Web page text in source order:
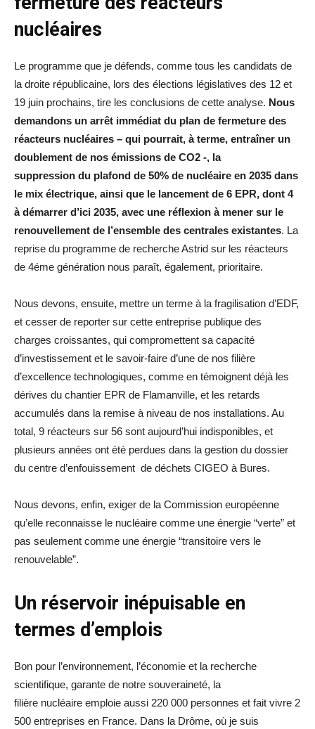
nucléaires
Le programme que je défends, comme tous les candidats de
la droite républicaine, lors des élections législatives des 12 et
19 juin prochains, tire les conclusions de cette analyse. Nous
demandons un arrêt immédiat du plan de fermeture des
réacteurs nucléaires – qui pourrait, à terme, entraîner un
doublement de nos émissions de CO2 -, la
suppression du plafond de 50% de nucléaire en 2035 dans
le mix électrique, ainsi que le lancement de 6 EPR, dont 4
à démarrer d’ici 2035, avec une réflexion à mener sur le
renouvellement de l’ensemble des centrales existantes. La
reprise du programme de recherche Astrid sur les réacteurs
de 4éme génération nous paraît, également, prioritaire.
Nous devons, ensuite, mettre un terme à la fragilisation d’EDF,
et cesser de reporter sur cette entreprise publique des
charges croissantes, qui compromettent sa capacité
d’investissement et le savoir-faire d’une de nos filière
d’excellence technologiques, comme en témoignent déjà les
dérives du chantier EPR de Flamanville, et les retards
accumulés dans la remise à niveau de nos installations. Au
total, 9 réacteurs sur 56 sont aujourd’hui indisponibles, et
plusieurs années ont été perdues dans la gestion du dossier
du centre d’enfouissement de déchets CIGEO à Bures.
Nous devons, enfin, exiger de la Commission européenne
qu’elle reconnaisse le nucléaire comme une énergie “verte” et
pas seulement comme une énergie “transitoire vers le
renouvelable”.
Un réservoir inépuisable en
termes d’emplois
Bon pour l’environnement, l’économie et la recherche
scientifique, garante de notre souveraineté, la
filière nucléaire emploie aussi 220 000 personnes et fait vivre 2
500 entreprises en France. Dans la Drôme, où je suis